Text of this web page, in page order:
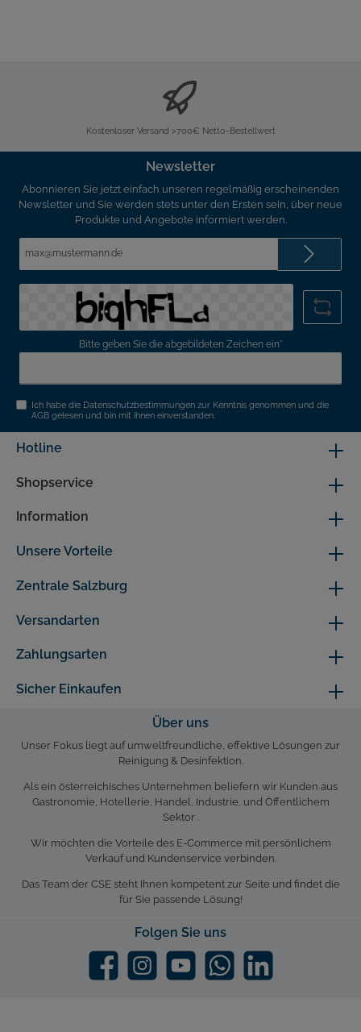
Kostenloser Versand >700€ Netto-Bestellwert
Newsletter
Abonnieren Sie jetzt einfach unseren regelmäßig erscheinenden
Newsletter und Sie werden stets unter den Ersten sein, über neue
Produkte und Angebote informiert werden.
Bitte geben Sie die abgebildeten Zeichen ein*
Ich habe die Datenschutzbestimmungen zur Kenntnis genommen und die
AGB gelesen und bin mit ihnen einverstanden.
Hotline
Shopservice
Information
Unsere Vorteile
Versandarten
Zahlungsarten
Zentrale Salzburg
Sicher Einkaufen
Über uns
Unser Fokus liegt auf umweltfreundliche, effektive Lösungen zur
Reinigung & Desinfektion.
Als ein österreichisches Unternehmen beliefern wir Kunden aus
Gastronomie, Hotellerie, Handel, Industrie, und Öffentlichem
Sektor .
Wir möchten die Vorteile des E-Commerce mit persönlichem
Verkauf und Kundenservice verbinden.
Das Team der CSE steht Ihnen kompetent zur Seite und findet die
für Sie passende Lösung!
Folgen Sie uns